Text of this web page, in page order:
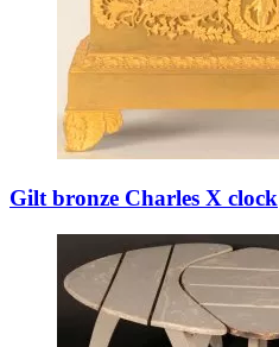
Gilt bronze Charles X clock